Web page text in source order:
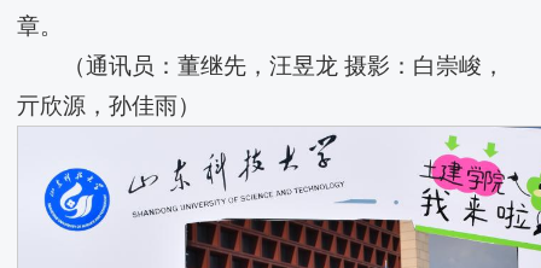
章。
（通讯员：董继先，汪昱龙 摄影：白崇峻，
亓欣源，孙佳雨）